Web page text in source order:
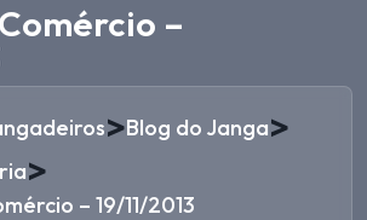
–
>Blog do Janga>
>
– 19/11/2013